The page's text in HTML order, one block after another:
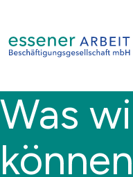
Was
können